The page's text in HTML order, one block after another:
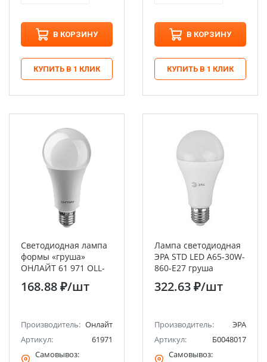
В КОРЗИНУ
КУПИТЬ В 1 КЛИК
В КОРЗИНУ
КУПИТЬ В 1 КЛИК
Светодиодная лампа
формы «груша»
ОНЛАЙТ 61 971 OLL-
A70-30-230-4K-E27
168.88 ₽/шт
Производитель: Онлайт
Артикул:
61971
Самовывоз:
Лампа светодиодная
ЭРА STD LED A65-30W-
860-E27 груша
холодный дневной
свет
322.63 ₽/шт
Производитель:
ЭРА
Артикул:
Б0048017
Самовывоз: